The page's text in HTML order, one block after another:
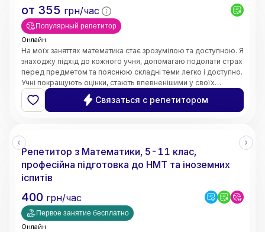
от 355 грн/час
Популярный репетитор
Онлайн
На моїх заняттях математика стає зрозумілою та доступною. Я
знаходжу підхід до кожного учня, допомагаю подолати страх
перед предметом та пояснюю складні теми легко і доступно.
Учні покращують оцінки, стають впевненішими у своїх
знаннях і починають розуміти математику, а не просто
заучувати.
Связаться с репетитором
Репетитор з Математики, 5-11 клас,
професійна підготовка до НМТ та іноземних
іспитів
400 грн/час
Первое занятие бесплатно
Онлайн